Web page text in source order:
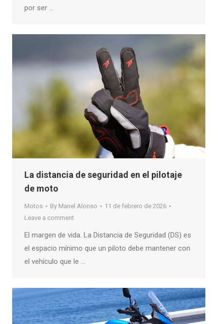
por ser …
La distancia de seguridad en el pilotaje
de moto
Motos By Manel Alonso
11 de febrero de 2026
Leave a comment
El margen de vida. La Distancia de Seguridad (DS) es
el espacio mínimo que un piloto debe mantener con
el vehículo que le …